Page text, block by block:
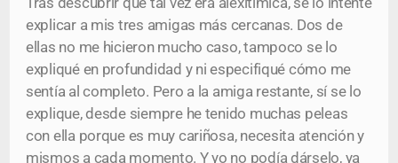
explicar a mis tres amigas más cercanas. Dos de
ellas no me hicieron mucho caso, tampoco se lo
expliqué en profundidad y ni especifiqué cómo me
sentía al completo. Pero a la amiga restante, sí se lo
explique, desde siempre he tenido muchas peleas
con ella porque es muy cariñosa, necesita atención y
mismos a cada momento. Y yo no podía dárselo, ya